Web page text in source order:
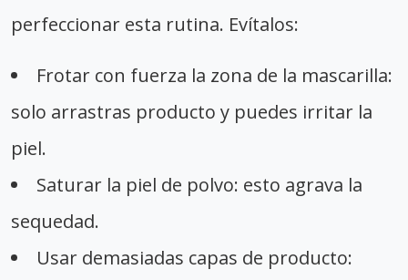
perfeccionar esta rutina. Evítalos:
Frotar con fuerza la zona de la mascarilla:
solo arrastras producto y puedes irritar la
piel.
Saturar la piel de polvo: esto agrava la
sequedad.
Usar demasiadas capas de producto: